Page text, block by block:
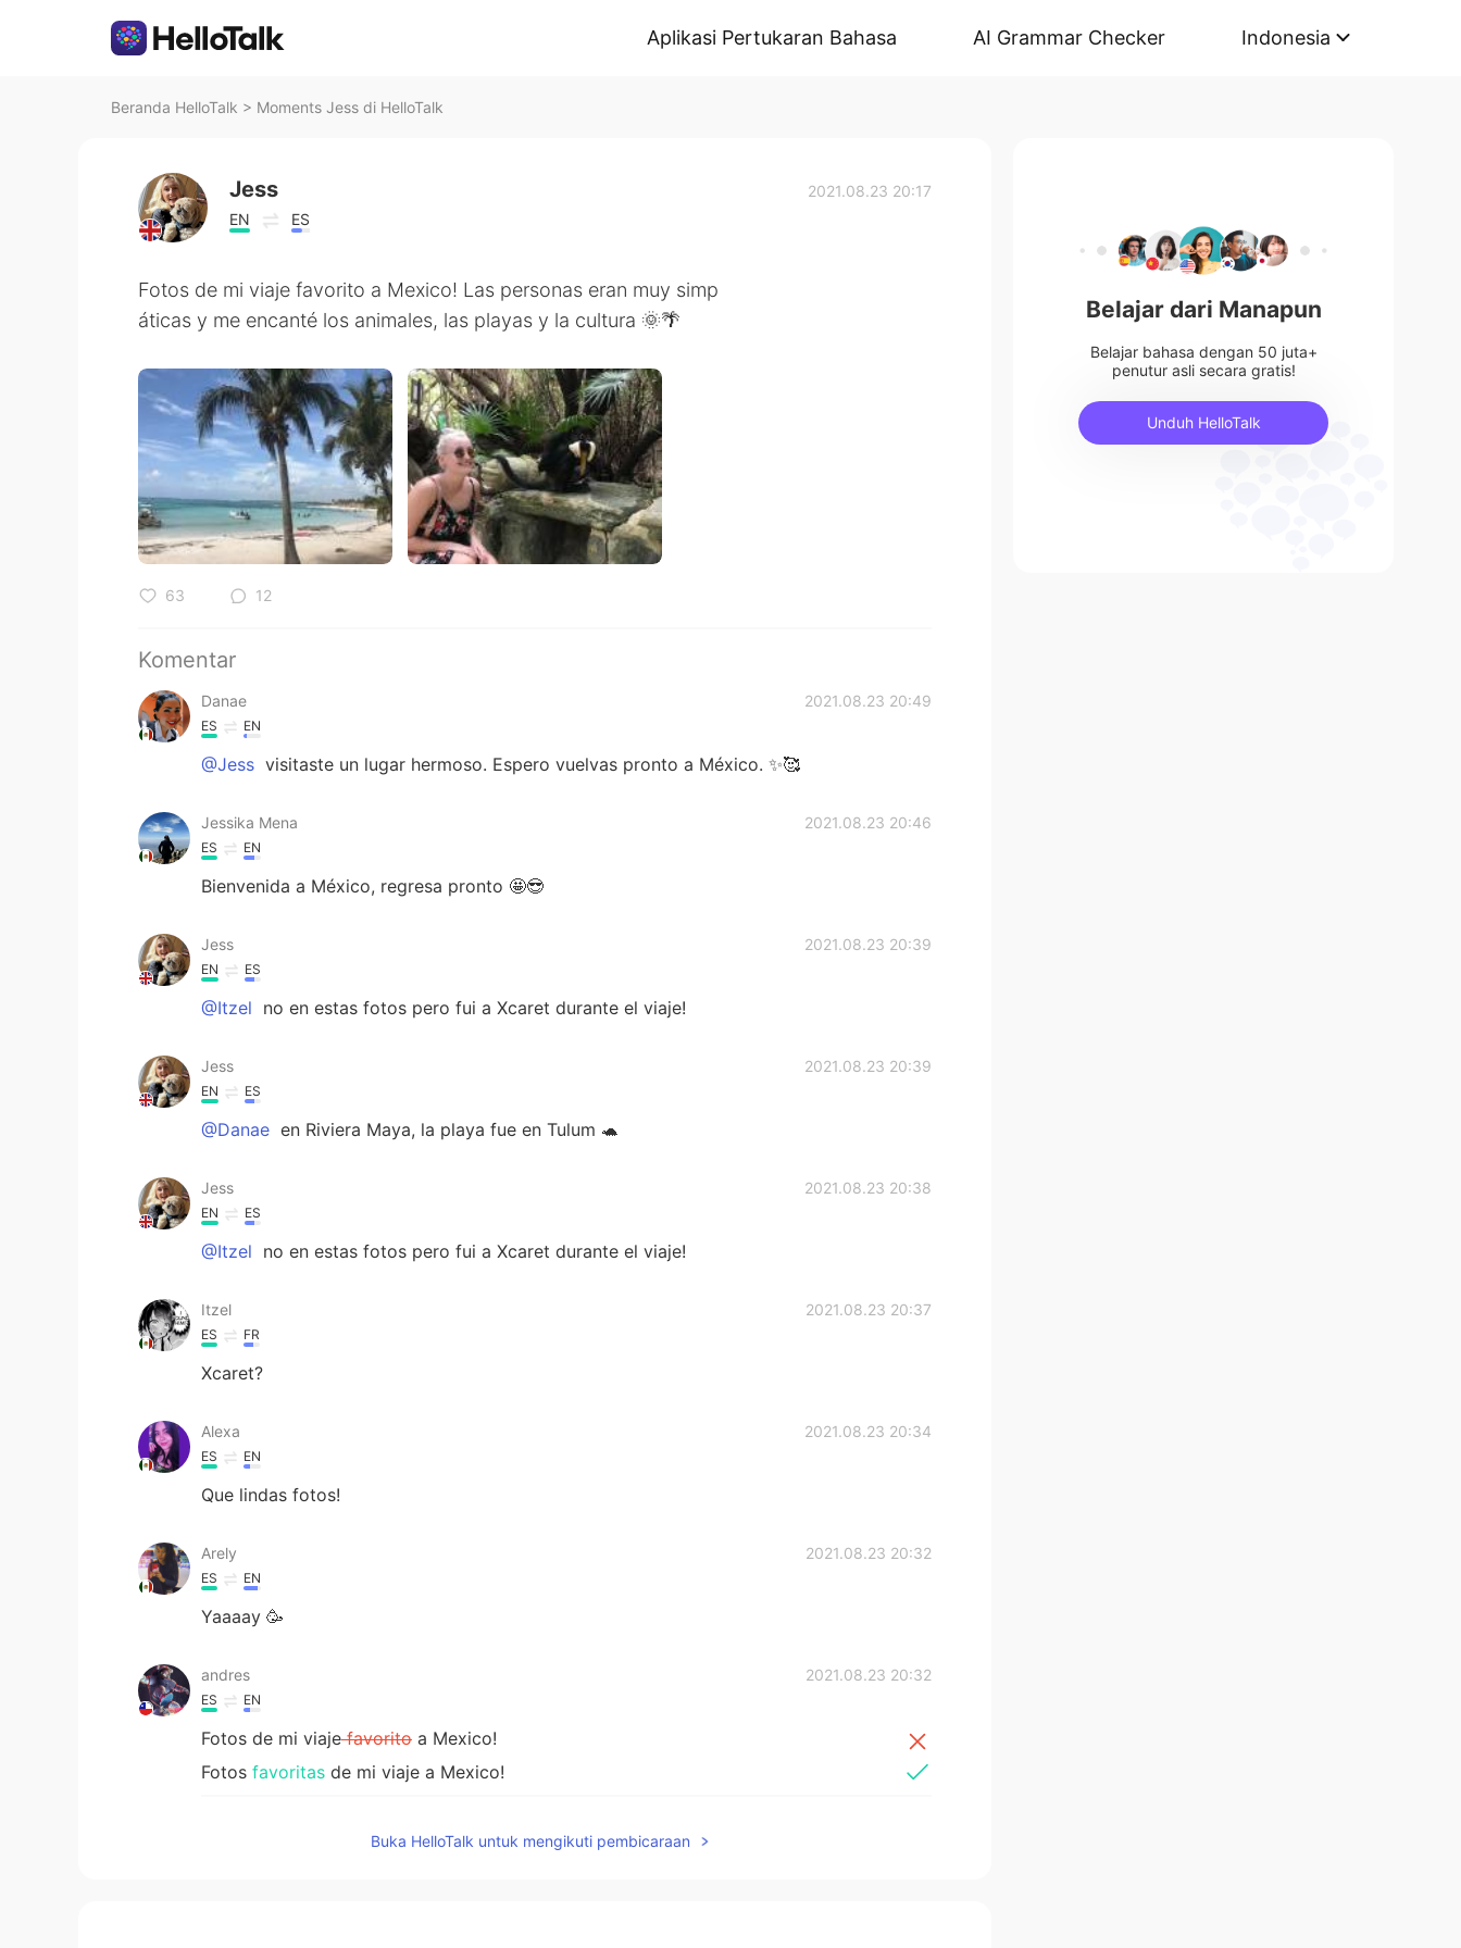
Aplikasi Pertukaran Bahasa AI Grammar Checker Indonesia
Beranda HelloTalk > Moments Jess di HelloTalk
Jess
EN ES
2021.08.23 20:17
Fotos de mi viaje favorito a Mexico! Las personas eran muy simp
áticas y me encanté los animales, las playas y la cultura 🌞🌴
63 12
Komentar
Danae 2021.08.23 20:49
ES EN
@Jess visitaste un lugar hermoso. Espero vuelvas pronto a México. ✨🥰
Jessika Mena 2021.08.23 20:46
ES EN
Bienvenida a México, regresa pronto 🤩😎
Jess 2021.08.23 20:39
EN ES
@Itzel no en estas fotos pero fui a Xcaret durante el viaje!
Jess 2021.08.23 20:39
EN ES
@Danae en Riviera Maya, la playa fue en Tulum 🐢
Jess 2021.08.23 20:38
EN ES
@Itzel no en estas fotos pero fui a Xcaret durante el viaje!
Itzel 2021.08.23 20:37
ES FR
Xcaret?
Alexa 2021.08.23 20:34
ES EN
Que lindas fotos!
Arely 2021.08.23 20:32
ES EN
Yaaaay 🥳
andres 2021.08.23 20:32
ES EN
Fotos de mi viajefavorito a Mexico!
Fotos favoritas de mi viaje a Mexico!
Buka HelloTalk untuk mengikuti pembicaraan
Belajar dari Manapun
Belajar bahasa dengan 50 juta+
penutur asli secara gratis!
Unduh HelloTalk